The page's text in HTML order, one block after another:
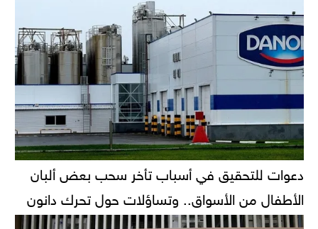
دعوات للتحقيق في أسباب تأخر سحب بعض ألبان
الأطفال من الأسواق.. وتساؤلات حول تحرك دانون